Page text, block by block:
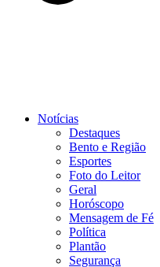
Notícias
Destaques
Bento e Região
Esportes
Foto do Leitor
Geral
Horóscopo
Mensagem de Fé
Política
Plantão
Segurança